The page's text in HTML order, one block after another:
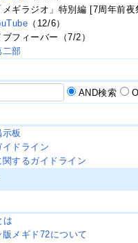
メギラジオ」特別編 [7周年前夜
（12/6）
フィーバー（7/2）
二部
AND検索
板
イドライン
関するガイドライン
は
メギド72について